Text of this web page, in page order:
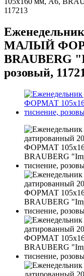
117213
МАЛЫЙ
BRAUBERG
розовый,